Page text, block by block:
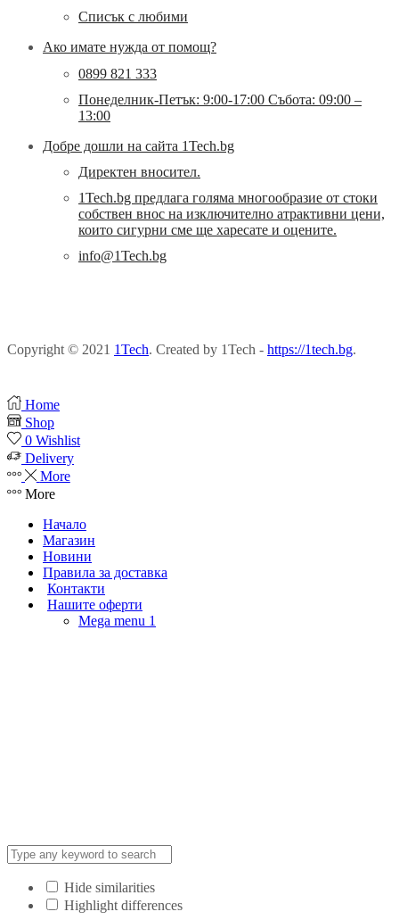
Списък с любими
Ако имате нужда от помощ?
0899 821 333
Понеделник-Петък: 9:00-17:00 Събота: 09:00 –
13:00
Добре дошли на сайта 1Tech.bg
Директен вносител.
1Tech.bg предлага голяма многообразие от стоки
собствен внос на изключително атрактивни цени,
които сигурни сме ще харесате и оцените.
info@1Tech.bg
Copyright © 2021 1Tech. Created by 1Tech - https://1tech.bg.
Home
Shop
0 Wishlist
Delivery
More
More
Начало
Магазин
Новини
Правила за доставка
Контакти
Нашите оферти
Mega menu 1
Hide similarities
Highlight differences